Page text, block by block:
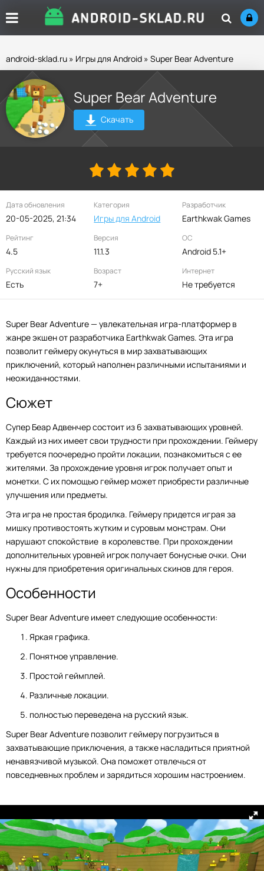
android-sklad.ru » Игры для Android » Super Bear Adventure
Super Bear Adventure
Скачать
Дата обновления
20-05-2025, 21:34
Категория
Игры для Android
Разработчик
Earthkwak Games
Рейтинг
4.5
Версия
11.1.3
ОС
Android 5.1+
Русский язык
Есть
Возраст
7+
Интернет
Не требуется
Super Bear Adventure — увлекательная игра-платформер в
жанре экшен от разработчика Earthkwak Games. Эта игра
позволит геймеру окунуться в мир захватывающих
приключений, который наполнен различными испытаниями и
неожиданностями.
Сюжет
Супер Беар Адвенчер состоит из 6 захватывающих уровней.
Каждый из них имеет свои трудности при прохождении. Геймеру
требуется поочередно пройти локации, познакомиться с ее
жителями. За прохождение уровня игрок получает опыт и
монетки. С их помощью геймер может приобрести различные
улучшения или предметы.
Эта игра не простая бродилка. Геймеру придется играя за
мишку противостоять жутким и суровым монстрам. Они
нарушают спокойствие в королевстве. При прохождении
дополнительных уровней игрок получает бонусные очки. Они
нужны для приобретения оригинальных скинов для героя.
Особенности
Super Bear Adventure имеет следующие особенности:
Яркая графика.
Понятное управление.
Простой геймплей.
Различные локации.
полностью переведена на русский язык.
Super Bear Adventure позволит геймеру погрузиться в
захватывающие приключения, а также насладиться приятной
ненавязчивой музыкой. Она поможет отвлечься от
повседневных проблем и зарядиться хорошим настроением.